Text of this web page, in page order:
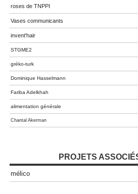
roses de TNPPI
Vases communicants
invent'hair
STGME2
gréko-turk
Dominique Hasselmann
Fariba Adelkhah
alimentation générale
Chantal Akerman
PROJETS
mélico